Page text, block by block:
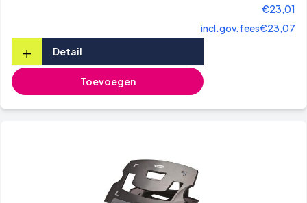
€23,01
incl.gov.fees€23,07
+ Detail
Toevoegen